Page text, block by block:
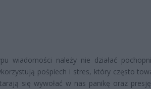
wiadomości należy nie działać
pośpiech i stres, który często
się wywołać w nas panikę oraz